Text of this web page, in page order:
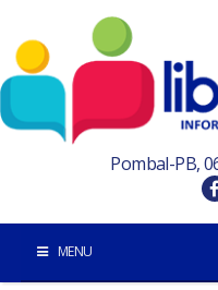
Pombal-PB,
MENU